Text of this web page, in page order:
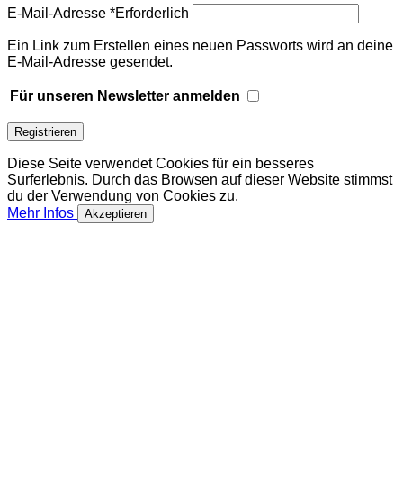
E-Mail-Adresse *Erforderlich
Ein Link zum Erstellen eines neuen Passworts wird an deine
E-Mail-Adresse gesendet.
Für unseren Newsletter anmelden
Registrieren
Diese Seite verwendet Cookies für ein besseres
Surferlebnis. Durch das Browsen auf dieser Website stimmst
du der Verwendung von Cookies zu.
Mehr Infos
Akzeptieren